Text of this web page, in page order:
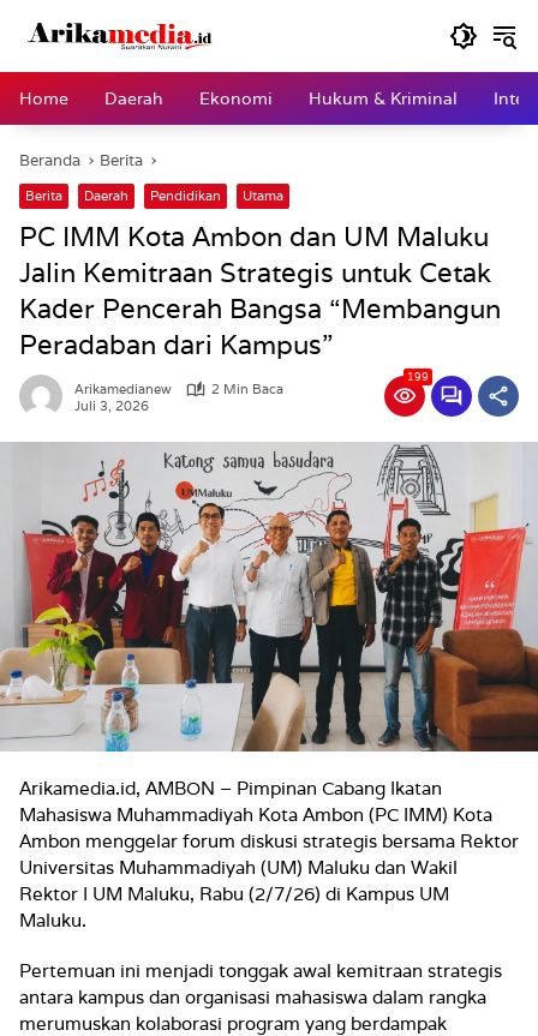
Home
Daerah Ekonomi Hukum & Kriminal
Beranda Berita
Berita Daerah Pendidikan Utama
PC IMM Kota Ambon dan UM Maluku
Jalin Kemitraan Strategis untuk Cetak
Kader Pencerah Bangsa “Membangun
Peradaban dari Kampus”
Arikamedianew
2 Min Baca
Juli 3, 2026
199
Arikamedia.id, AMBON – Pimpinan Cabang Ikatan
Mahasiswa Muhammadiyah Kota Ambon (PC IMM) Kota
Ambon menggelar forum diskusi strategis bersama Rektor
Universitas Muhammadiyah (UM) Maluku dan Wakil
Rektor I UM Maluku, Rabu (2/7/26) di Kampus UM
Maluku.
Pertemuan ini menjadi tonggak awal kemitraan strategis
antara kampus dan organisasi mahasiswa dalam rangka
merumuskan kolaborasi program yang berdampak